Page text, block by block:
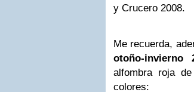
y Crucero 2008.
Me recuerda,
otoño-invierno
alfombra roja
colores: